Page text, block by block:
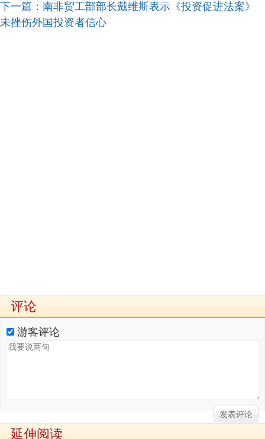
下一篇： 南非贸工部部长戴维斯表示《投资促进法案》
未挫伤外国投资者信心
评论
游客评论
延伸阅读